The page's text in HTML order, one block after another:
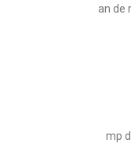
an de
mp